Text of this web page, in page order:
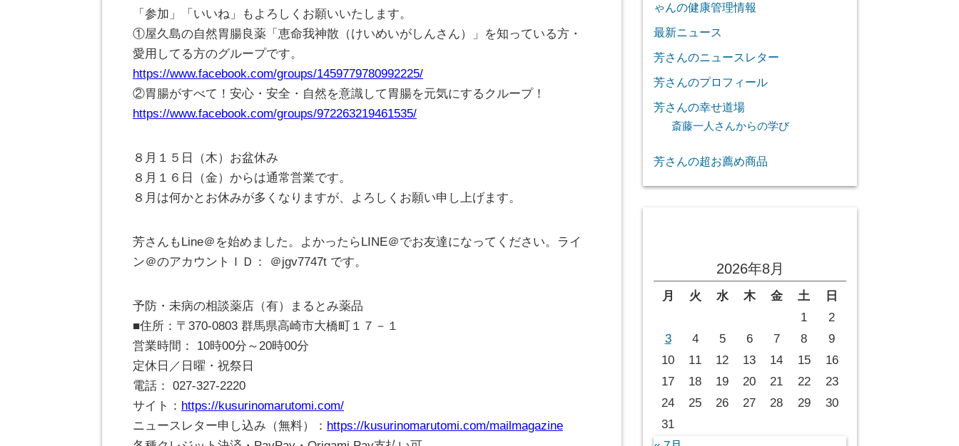
「参加」「いいね」もよろしくお願いいたします。
①屋久島の自然胃腸良薬「恵命我神散（けいめいがしんさん）」を知っている方・
愛用してる方のグループです。
https://www.facebook.com/groups/1459779780992225/
②胃腸がすべて！安心・安全・自然を意識して胃腸を元気にするクループ！
https://www.facebook.com/groups/972263219461535/
８月１５日（木）お盆休み
８月１６日（金）からは通常営業です。
８月は何かとお休みが多くなりますが、よろしくお願い申し上げます。
芳さんもLine＠を始めました。よかったらLINE＠でお友達になってください。ライ
ン＠のアカウントＩＤ： ＠jgv7747t です。
予防・未病の相談薬店（有）まるとみ薬品
■住所：〒370-0803 群馬県高崎市大橋町１７－１
営業時間： 10時00分～20時00分
定休日／日曜・祝祭日
電話： 027-327-2220
サイト： https://kusurinomarutomi.com/
ニュースレター申し込み（無料）： https://kusurinomarutomi.com/mailmagazine
ゃんの健康管理情報
最新ニュース
芳さんのニュースレター
芳さんのプロフィール
芳さんの幸せ道場
斎藤一人さんからの学び
芳さんの超お薦め商品
2026年8月
月 火 水 木 金 土
日
1
2
3
4 5 6 7 8
9
10
11 12 13 14 15
16
17
18 19 20 21 22
23
24
25 26 27 28 29
30
31